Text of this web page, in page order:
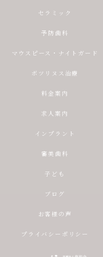
セラミック
予防歯科
マウスピース・ナイトガード
ボツリヌス治療
料金案内
求人案内
インプラント
審美歯科
子ども
ブログ
お客様の声
プライバシーポリシー